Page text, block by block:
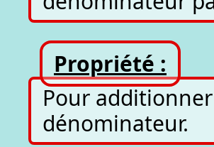
Propriété :
Pour
dénominateur.